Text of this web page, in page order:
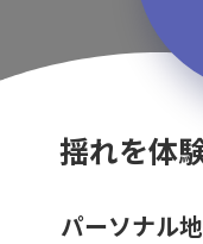
揺れを体
パーソナル